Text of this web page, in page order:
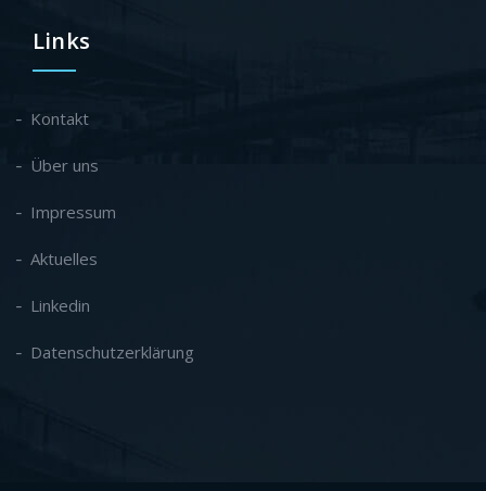
Links
Kontakt
Über uns
Impressum
Aktuelles
Linkedin
Datenschutzerklärung